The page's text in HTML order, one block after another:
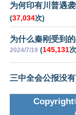
为何印有川普遇
(37,034次)
为什么秦刚受到
2024/7/19 (145,131
三中全会公报没